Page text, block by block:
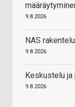
9.8.2026
NAS
9.8.2026
Keskustelu
9.8.2026